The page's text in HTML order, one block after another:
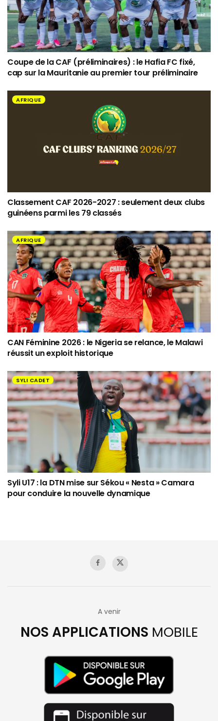
Coupe de la CAF (préliminaires) : le Hafia FC fixé,
cap sur la Mauritanie au premier tour préliminaire
AFRIQUE
Classement CAF 2026-2027 : seulement deux clubs
guinéens parmi les 79 classés
AFRIQUE
CAN Féminine 2026 : le Nigeria se relance, le Malawi
réussit un exploit historique
SYLI CADET
Syli U17 : la DTN mise sur Sékou « Nesta » Camara
pour conduire la nouvelle dynamique
A venir
NOS APPLICATIONS MOBILE